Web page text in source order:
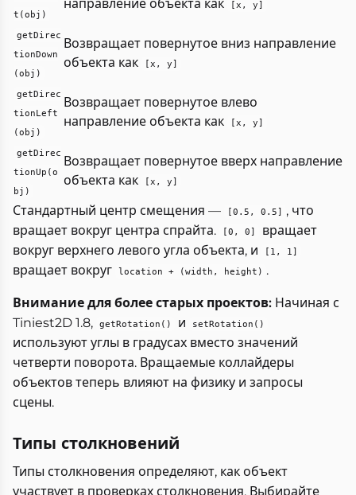
t(obj)
направление объекта как
[x, y]
getDirec
tionDown
(obj)
Возвращает повернутое вниз направление
объекта как
[x, y]
getDirec
tionLeft
(obj)
Возвращает повернутое влево
направление объекта как
[x, y]
getDirec
tionUp(o
bj)
Возвращает повернутое вверх направление
объекта как
[x, y]
Стандартный центр смещения — [0.5, 0.5] , что
вращает вокруг центра спрайта.
[0, 0]
вращает
вокруг верхнего левого угла объекта, и
[1, 1]
вращает вокруг location + (width, height) .
Внимание для более старых проектов: Начиная с
Tiniest2D 1.8, getRotation() и setRotation()
используют углы в градусах вместо значений
четверти поворота. Вращаемые коллайдеры
объектов теперь влияют на физику и запросы
сцены.
Типы столкновений
Типы столкновения определяют, как объект
участвует в проверках столкновения. Выбирайте